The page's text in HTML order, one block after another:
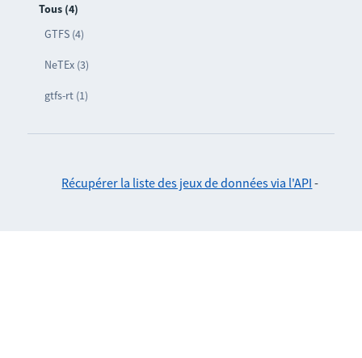
Tous (4)
GTFS (4)
NeTEx (3)
gtfs-rt (1)
Récupérer la liste des jeux de données via l'API -